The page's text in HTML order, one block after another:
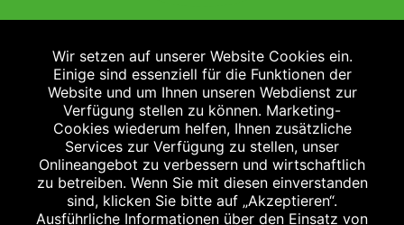
Smartphone vorzeigen und 15 % Rabatt auf
einen Einkauf ab 10,- € bekommen. Gilt nicht
für das verschreibungspflichtige Sortiment.
Aktionsartikel, Doppelrabattierungen und
Rezeptzuzahlungen sind leider
ausgenommen.
Wir setzen auf unserer Website Cookies ein.
Einige sind essenziell für die Funktionen der
Website und um Ihnen unseren Webdienst zur
Verfügung stellen zu können. Marketing-
Cookies wiederum helfen, Ihnen zusätzliche
Services zur Verfügung zu stellen, unser
Onlineangebot zu verbessern und wirtschaftlich
zu betreiben. Wenn Sie mit diesen einverstanden
sind, klicken Sie bitte auf „Akzeptieren“.
Ausführliche Informationen über den Einsatz von